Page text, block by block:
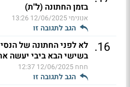
בזמן החתונה (ל"ת)
אנונימי12/06/2025 13:26
הגב לתגובה זו
16
.
בשישי הבא ביבי יעשה את הבלגן
חחח12/06/2025 12:37
הגב לתגובה זו